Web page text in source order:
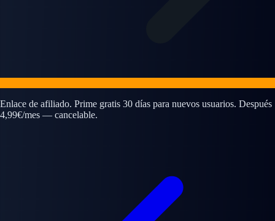
Enlace de afiliado. Prime gratis 30 días para nuevos usuarios. Después
4,99€/mes — cancelable.